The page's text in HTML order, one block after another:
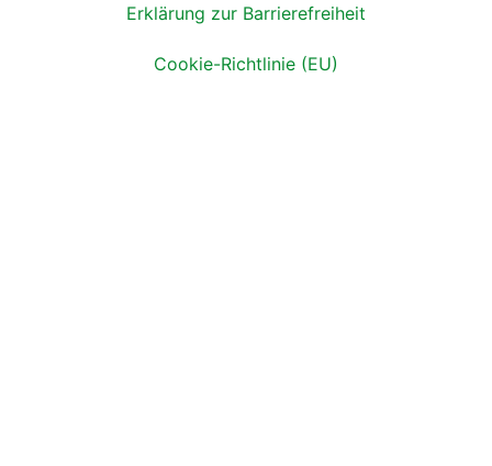
Erklärung zur Barrierefreiheit
Cookie-Richtlinie (EU)